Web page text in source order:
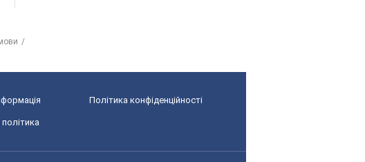
Політика конфіденційності